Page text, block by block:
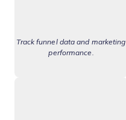
Track funnel data and marketing
performance.